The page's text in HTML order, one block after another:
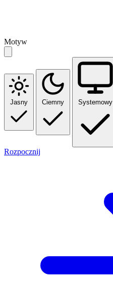
Motyw
Jasny Ciemny Systemowy
Rozpocznij